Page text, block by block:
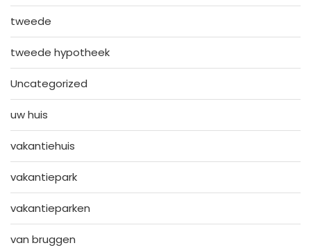
tweede
tweede hypotheek
Uncategorized
uw huis
vakantiehuis
vakantiepark
vakantieparken
van bruggen